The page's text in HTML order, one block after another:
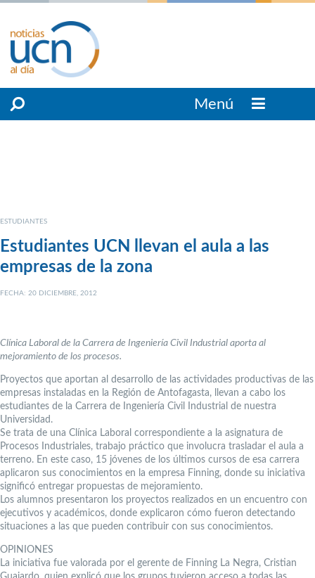
Menú
ESTUDIANTES
Estudiantes UCN llevan el aula a las
empresas de la zona
FECHA: 20 DICIEMBRE, 2012
Clínica Laboral de la Carrera de Ingeniería Civil Industrial aporta al
mejoramiento de los procesos.
Proyectos que aportan al desarrollo de las actividades productivas de las
empresas instaladas en la Región de Antofagasta, llevan a cabo los
estudiantes de la Carrera de Ingeniería Civil Industrial de nuestra
Universidad.
Se trata de una Clínica Laboral correspondiente a la asignatura de
Procesos Industriales, trabajo práctico que involucra trasladar el aula a
terreno. En este caso, 15 jóvenes de los últimos cursos de esa carrera
aplicaron sus conocimientos en la empresa Finning, donde su iniciativa
significó entregar propuestas de mejoramiento.
Los alumnos presentaron los proyectos realizados en un encuentro con
ejecutivos y académicos, donde explicaron cómo fueron detectando
situaciones a las que pueden contribuir con sus conocimientos.
OPINIONES
La iniciativa fue valorada por el gerente de Finning La Negra, Cristian